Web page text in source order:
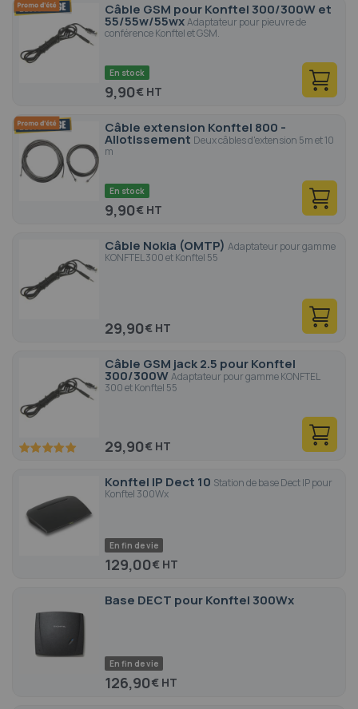
Câble GSM pour Konftel 300/300W et
55/55w/55wxAdaptateur pour pieuvre de
conférence Konftel et GSM.
En stock
9,90€
Câble extension Konftel 800 -
Allotissement Deux câbles d'extension 5m et 10
m
En stock
9,90€
Câble Nokia (OMTP) Adaptateur pour gamme
KONFTEL 300 et Konftel 55
29,90€
Câble GSM jack 2.5 pour Konftel
300/300WAdaptateur pour gamme KONFTEL
300 et Konftel 55
100 100 29,90€
Konftel IP Dect 10 Station de base Dect IP pour
Konftel 300Wx
En fin de vie
129,00€
Base DECT pour Konftel 300Wx
En fin de vie
126,90€